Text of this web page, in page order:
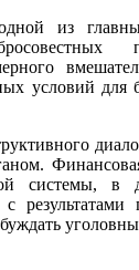
из
условий для
системы, в
с